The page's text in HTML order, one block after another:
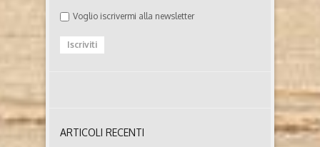
Voglio iscrivermi alla newsletter
ARTICOLI RECENTI